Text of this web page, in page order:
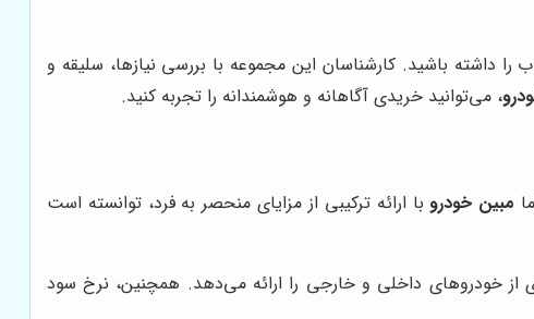
داشته باشید. کارشناسان این مجموعه با بررسی نیازها، سلیقه و
، می‌توانید خریدی آگاهانه و هوشمندانه را تجربه کنید.
مبین خودرو با ارائه ترکیبی از مزایای منحصر به فرد، توانسته است
از خودروهای داخلی و خارجی را ارائه می‌دهد. همچنین، نرخ سود